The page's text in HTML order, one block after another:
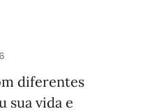
diferentes
sua vida e